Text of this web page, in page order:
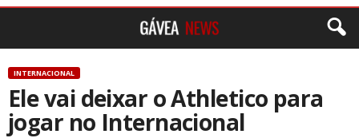
INTERNACIONAL
Ele vai deixar o Athletico para
jogar no Internacional